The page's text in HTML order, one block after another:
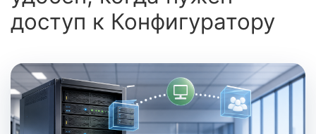
доступ к Конфигуратору